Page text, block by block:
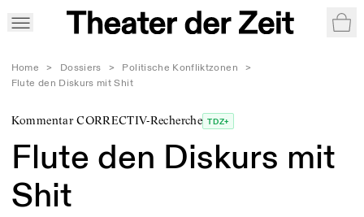
Home > Dossiers > Politische Konfliktzonen
>
Flute den Diskurs mit Shit
Kommentar CORRECTIV-Recherche TDZ+
Flute den Diskurs mit
Shit